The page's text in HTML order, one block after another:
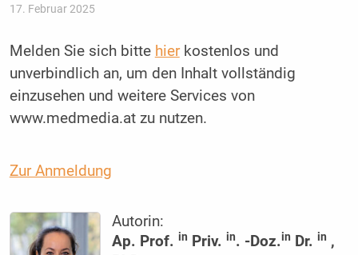
17. Februar 2025
Melden Sie sich bitte hierkostenlos und
unverbindlich an, um den Inhalt vollständig
einzusehen und weitere Services von
www.medmedia.at zu nutzen.
Zur Anmeldung
Autorin:
Ap. Prof.in Priv.in. -Doz.in Dr.in ,